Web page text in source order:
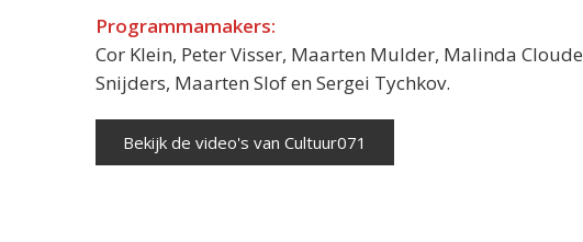
Programmamakers:
Cor Klein, Peter Visser, Maarten Mulder, Malinda
Snijders, Maarten Slof en Sergei Tychkov.
Bekijk de video's van Cultuur071